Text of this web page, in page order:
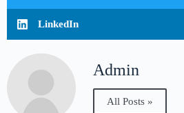
LinkedIn
Admin
All Posts »